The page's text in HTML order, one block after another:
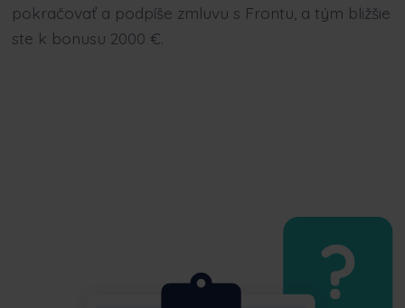
pokračovať a podpíše zmluvu s Frontu, a tým bližšie
ste k bonusu 2000 €.